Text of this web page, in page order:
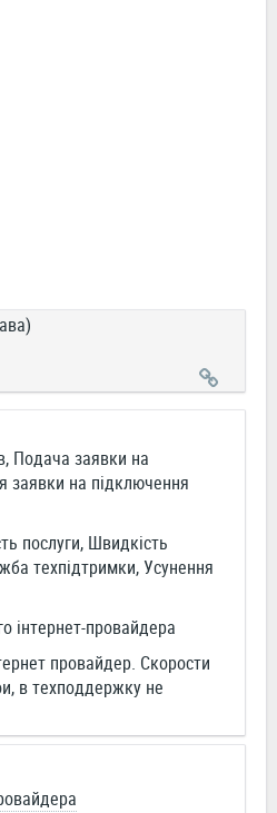
Подача заявки на
заявки на підключення
послуги, Швидкість
техпідтримки, Усунення
інтернет-провайдера
провайдер. Скорости
в техподдержку не